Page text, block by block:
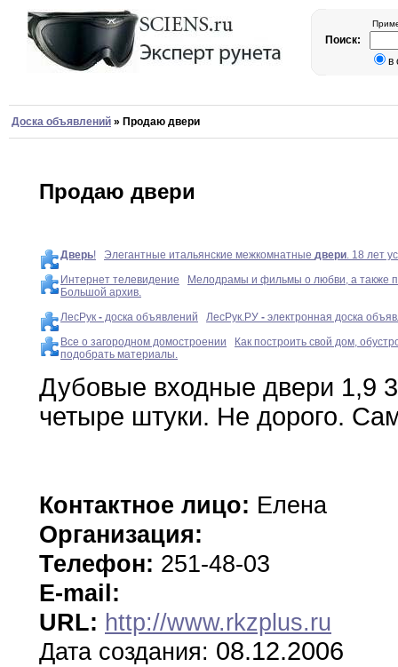
Поиск:
в
Доска объявлений » Продаю двери
Продаю двери
Дверь! Элегантные итальянские межкомнатные двери. 18 лет
Интернет телевидение
Мелодрамы и фильмы о любви, а также
Большой архив.
ЛесРук - доска объявлений ЛесРук.РУ - электронная доска
Все о загородном домостроении
Как построить свой дом,
подобрать материалы.
Дубовые входные двери 1,9 3
четыре штуки. Не дорого.
Контактное лицо: Елена
Организация:
Телефон: 251-48-03
E-mail:
URL: http://www.rkzplus.ru
Дата создания: 08.12.2006